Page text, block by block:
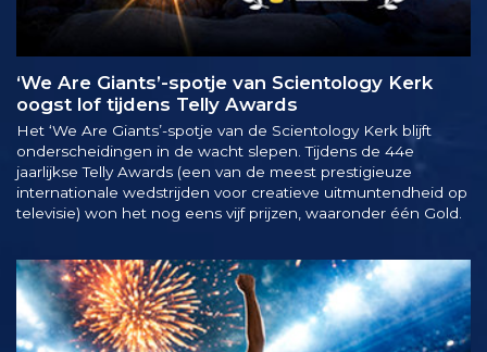
‘We Are Giants’-spotje van Scientology Kerk
oogst lof tijdens Telly Awards
Het ‘We Are Giants’-spotje van de Scientology Kerk blijft
onderscheidingen in de wacht slepen. Tijdens de 44e
jaarlijkse Telly Awards (een van de meest prestigieuze
internationale wedstrijden voor creatieve uitmuntendheid op
televisie) won het nog eens vijf prijzen, waaronder één Gold.